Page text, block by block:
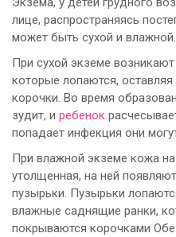
лице, распространяясь
может быть сухой и влажной.
При сухой экземе
которые лопаются,
корочки. Во время
зудит, и ребенок
попадает инфекция они
При влажной экземе кожа на
утолщенная, на ней
пузырьки. Пузырьки
влажные саднящие ранки,
покрываются корочками